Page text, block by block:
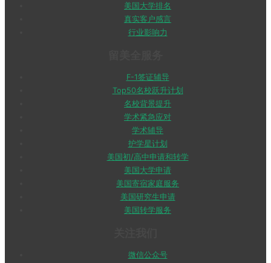
美国大学排名
真实客户感言
行业影响力
F-1签证辅导
Top50名校跃升计划
名校背景提升
学术紧急应对
学术辅导
护学星计划
美国初/高中申请和转学
美国大学申请
美国寄宿家庭服务
美国研究生申请
美国转学服务
微信公众号